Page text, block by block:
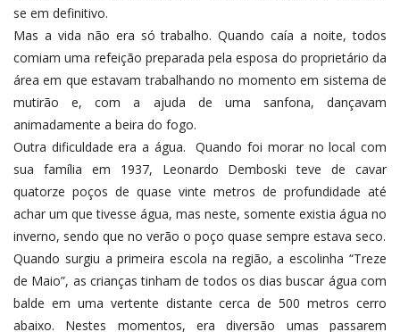
se em definitivo.
Mas a vida não era só trabalho. Quando caía a noite, todos
comiam uma refeição preparada pela esposa do proprietário da
área em que estavam trabalhando no momento em sistema de
mutirão e, com a ajuda de uma sanfona, dançavam
animadamente a beira do fogo.
Outra dificuldade era a água. Quando foi morar no local com
sua família em 1937, Leonardo Demboski teve de cavar
quatorze poços de quase vinte metros de profundidade até
achar um que tivesse água, mas neste, somente existia água no
inverno, sendo que no verão o poço quase sempre estava seco.
Quando surgiu a primeira escola na região, a escolinha “Treze
de Maio”, as crianças tinham de todos os dias buscar água com
balde em uma vertente distante cerca de 500 metros cerro
abaixo. Nestes momentos, era diversão umas passarem